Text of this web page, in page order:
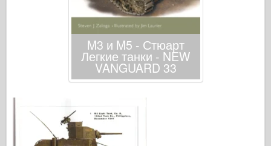
Модели IBG
Тамия
Tristar
M3 и M5 - Стюарт
Легкие танки - NEW
VANGUARD 33